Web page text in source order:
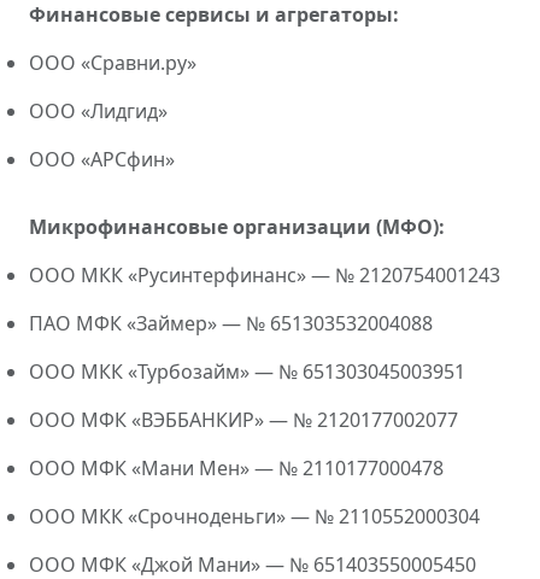
Финансовые сервисы и агрегаторы:
ООО «Сравни.ру»
ООО «Лидгид»
ООО «АРСфин»
Микрофинансовые организации (МФО):
ООО МКК «Русинтерфинанс» — № 2120754001243
ПАО МФК «Займер» — № 651303532004088
ООО МКК «Турбозайм» — № 651303045003951
ООО МФК «ВЭББАНКИР» — № 2120177002077
ООО МФК «Мани Мен» — № 2110177000478
ООО МКК «Срочноденьги» — № 2110552000304
ООО МФК «Джой Мани» — № 651403550005450